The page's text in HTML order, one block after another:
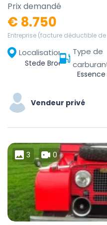
Prix demandé
€ 8.750
Entreprise (facture déductible de
Localisation
Stede Broec, Noord-Holland, Nederland
Type de
Essence
Vendeur privé
3 0